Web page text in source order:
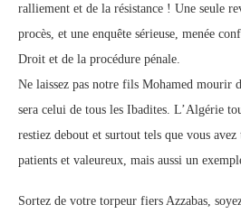
ralliement et de la résistance ! Une seule
procès, et une enquête sérieuse, menée
Droit et de la procédure pénale.
Ne laissez pas notre fils Mohamed mourir
sera celui de tous les Ibadites. L’Algérie
restiez debout et surtout tels que vous
patients et valeureux, mais aussi un
Sortez de votre torpeur fiers Azzabas,